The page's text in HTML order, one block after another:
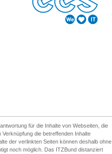
für die Inhalte von Webseiten, die
die betreffenden Inhalte
der verlinkten Seiten können deshalb ohne
noch möglich. Das ITZBund distanziert